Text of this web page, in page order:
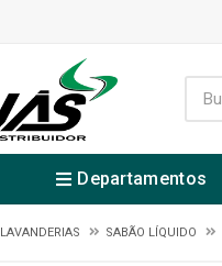
Departamentos
LAVANDERIAS SABÃO LÍQUIDO